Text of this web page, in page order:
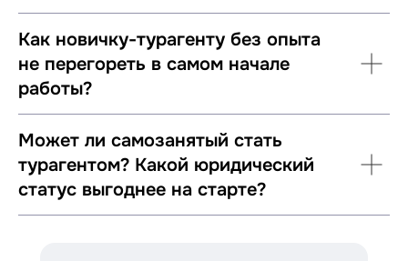
Как новичку-турагенту без опыта
не перегореть в самом начале
работы?
Может ли самозанятый стать
турагентом? Какой юридический
статус выгоднее на старте?